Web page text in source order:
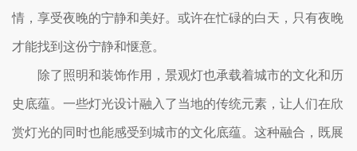
情，享受夜晚的宁静和美好。或许在忙碌的白天，只有夜晚
才能找到这份宁静和惬意。
除了照明和装饰作用，景观灯也承载着城市的文化和历
史底蕴。一些灯光设计融入了当地的传统元素，让人们在欣
赏灯光的同时也能感受到城市的文化底蕴。这种融合，既展